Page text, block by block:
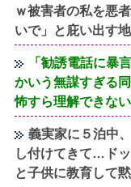
ｗ被害者の私を悪
いで」と庇い出す
「勧誘電話に暴
かいう無謀すぎる
怖すら理解できな
義実家に５泊中
し付けてきて…ド
と子供に教育して